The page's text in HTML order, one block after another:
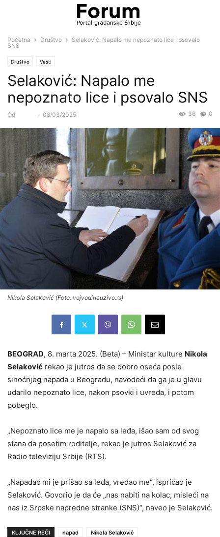
Početna Društvo
Selaković: Napalo me nepoznato lice i psovalo
SNS
Društvo Vesti
Selaković: Napalo me
nepoznato lice i psovalo SNS
Od - 08/03/2025 0
36
Nikola Selaković (Foto: vojvodinauzivo.rs)
BEOGRAD, 8. marta 2025. (Beta) – Ministar kulture Nikola
Selaković rekao je jutros da se dobro oseća posle
sinoćnjeg napada u Beogradu, navodeći da ga je u glavu
udarilo nepoznato lice, nakon psovki i uvreda, i potom
pobeglo.
„Nepoznato lice me je napalo sa leđa, išao sam od svog
stana da posetim roditelje, rekao je jutros Selaković za
Radio televiziju Srbije (RTS).
„Napadač mi je prišao sa leđa, vređao me“, ispričao je
Selaković. Govorio je da će „nas nabiti na kolac, misleći na
nas iz Srpske napredne stranke (SNS)“, naveo je Selaković.
KLJUČNE REČI napad Nikola Selaković